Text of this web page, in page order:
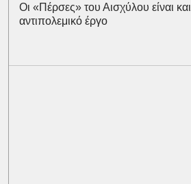
Οι «Πέρσες» του Αισχύλου είναι και
αντιπολεμικό έργο